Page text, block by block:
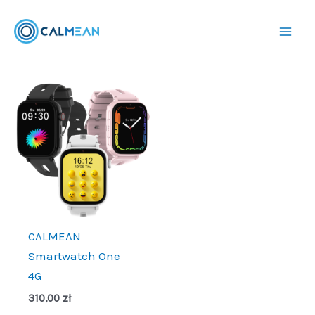
CALMEAN
Smartwatch One
4G
310,00 zł